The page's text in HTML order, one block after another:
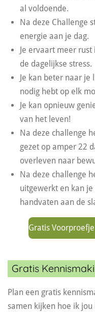
al voldoende.
Na deze Challenge
energie aan je dag.
Je ervaart meer
de dagelijkse stress.
Je kan beter naar
nodig hebt op elk
Je kan opnieuw
van het leven!
Na deze challenge
gezet op amper 22
overleven naar
Na deze challenge
uitgewerkt en kan
handvaten aan de
Gratis
Gratis
Plan een gratis
samen kijken hoe ik